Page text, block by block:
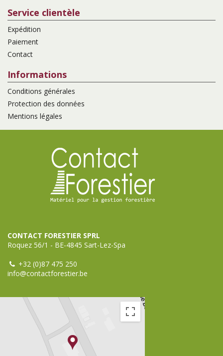
Service clientèle
Expédition
Paiement
Contact
Informations
Conditions générales
Protection des données
Mentions légales
CONTACT FORESTIER SPRL
Roquez 56/1 - BE-4845 Sart-Lez-Spa
+32 (0)87 475 250
info@contactforestier.be